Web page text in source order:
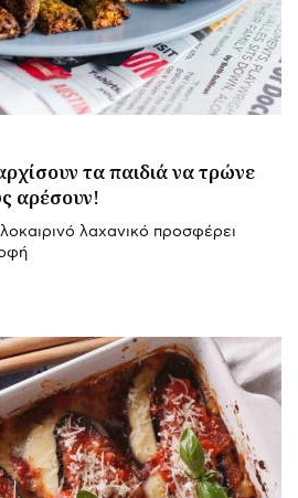
τα παιδιά να τρώνε
αρέσουν!
λαχανικό προσφέρει